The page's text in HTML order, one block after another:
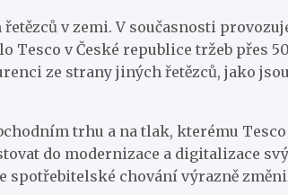
v zemi. V současnosti
Tesco v České republice tržeb přes
ze strany jiných řetězců, jako
trhu a na tlak, kterému
do modernizace a digitalizace
spotřebitelské chování výrazně